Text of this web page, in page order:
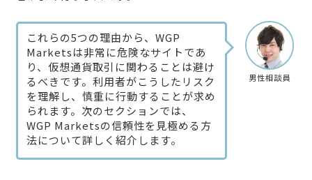
男性相談員
これらの5つの理由から、WGP
Marketsは非常に危険なサイトであ
り、仮想通貨取引に関わることは避け
るべきです。利用者がこうしたリスク
を理解し、慎重に行動することが求め
られます。次のセクションでは、
WGP Marketsの信頼性を見極める方
法について詳しく紹介します。